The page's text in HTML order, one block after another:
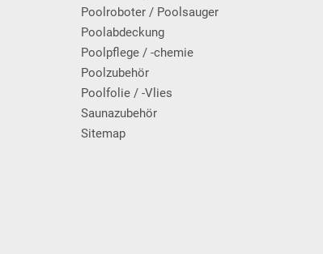
Poolroboter / Poolsauger
Poolabdeckung
Poolpflege / -chemie
Poolzubehör
Poolfolie / -Vlies
Saunazubehör
Sitemap